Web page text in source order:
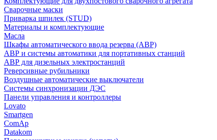
Сварочные маски
Приварка шпилек (STUD)
Материалы и комплектующие
Масла
Шкафы автоматического ввода резерва (АВР)
АВР и системы автоматики для портативных станций
АВР для дизельных электростанций
Реверсивные рубильники
Воздушные автоматические выключатели
Системы синхронизации ДЭС
Панели управления и контроллеры
Lovato
Smartgen
ComAp
Datakom